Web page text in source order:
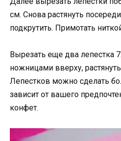
см. Снова растянуть
подкрутить. Примотать
Вырезать еще два лепестка
ножницами вверху,
Лепестков можно сделать
зависит от вашего
конфет.